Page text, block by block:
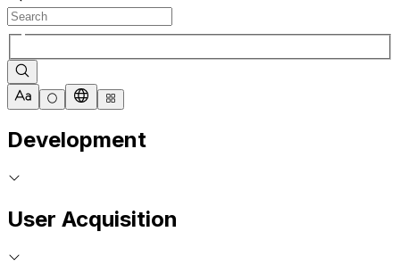
Development
User Acquisition